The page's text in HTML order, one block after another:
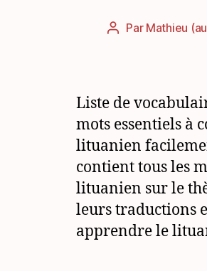
Auteur
Par Mathieu
Liste de
mots essentiels à
lituanien
contient tous les
lituanien sur le
leurs traductions
apprendre le